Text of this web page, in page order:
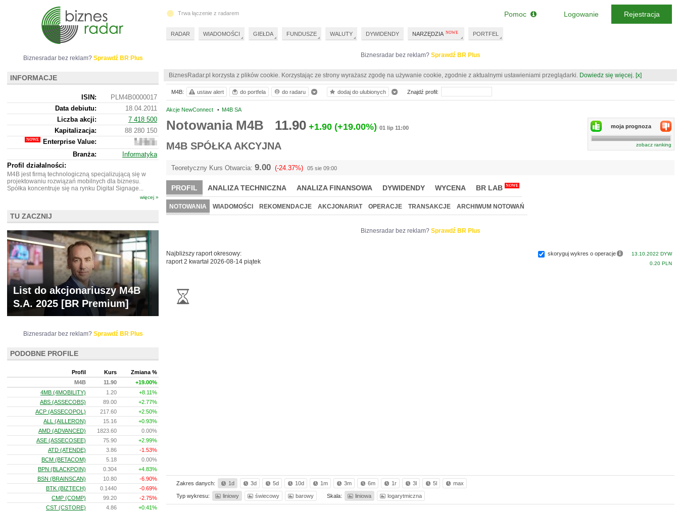
Biznesradar bez reklam? Sprawdź BR Plus
BiznesRadar.pl korzysta z plików cookie. Korzystając ze strony wyrażasz zgodę na używanie cookie, zgodnie z aktualnymi ustawieniami przeglądarki. Dowiedz się więcej. [x]
Akcje NewConnect • M4B SA
Notowania M4B 11.90 +1.90 (+19.00%) 01 lip 11:00
M4B SPÓŁKA AKCYJNA
moja prognoza
zobacz ranking
Teoretyczny Kurs Otwarcia: 9.00 (-24.37%) 05 sie 09:00
PROFIL ANALIZA TECHNICZNA ANALIZA FINANSOWA DYWIDENDY WYCENA BR LAB NOWE
NOTOWANIA WIADOMOŚCI REKOMENDACJE AKCJONARIAT OPERACJE TRANSAKCJE ARCHIWUM NOTOWAŃ
Biznesradar bez reklam? Sprawdź BR Plus
Najbliższy raport okresowy:
raport 2 kwartał 2026-08-14 piątek
skoryguj wykres o operacje
13.10.2022 DYW
0.20 PLN
Zakres danych: 1d 3d 5d 10d 1m 3m 6m 1r 3l 5l max
Typ wykresu: liniowy świecowy barowy Skala: liniowa logarytmiczna
M4B: ustaw alert do portfela do radaru dodaj do ulubionych Znajdź profil:
Biznesradar bez reklam? Sprawdź BR Plus
INFORMACJE
ISIN:
PLM4B0000017
Data debiutu:
18.04.2011
Liczba akcji:
7 418 500
Kapitalizacja:
88 280 150
Enterprise Value:
99
582
150
Branża:
Informatyka
Profil działalności:
M4B jest firmą technologiczną specjalizującą się w
projektowaniu rozwiązań mobilnych dla biznesu.
Spółka koncentruje się na rynku Digital Signage...
więcej »
TU ZACZNIJ
List do akcjonariuszy M4B
S.A. 2025 [BR Premium]
Biznesradar bez reklam? Sprawdź BR Plus
PODOBNE PROFILE
Profil Kurs
Zmiana %
M4B
11.90
+19.00%
4MB (4MOBILITY)
1.20
+8.11%
ABS (ASSECOBS)
89.00
+2.77%
ACP (ASSECOPOL)
217.60
+2.50%
ALL (AILLERON)
15.16
+0.93%
AMD (ADVANCED)
1823.60
0.00%
ASE (ASSECOSEE)
75.90
+2.99%
ATD (ATENDE)
3.86
-1.53%
BCM (BETACOM)
5.18
0.00%
BPN (BLACKPOIN)
0.304
+4.83%
BSN (BRAINSCAN)
10.80
-6.90%
BTK (BIZTECH)
0.1440
-0.69%
CMP (COMP)
99.20
-2.75%
CST (CSTORE)
4.86
+0.41%
Trwa łączenie z radarem
RADAR WIADOMOŚCI GIEŁDA FUNDUSZE WALUTY DYWIDENDY NARZĘDZIA PORTFEL
Pomoc Logowanie Rejestracja